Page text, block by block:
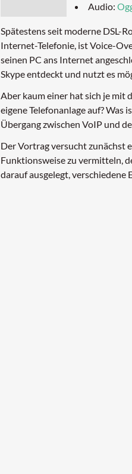
Audio:
Spätestens seit moderne DSL-
Internet-Telefonie, ist Voice-
seinen PC ans Internet
Skype entdeckt und nutzt es
Aber kaum einer hat sich je mit
eigene Telefonanlage auf?
Übergang zwischen VoIP und
Der Vortrag versucht zunächst
Funktionsweise zu vermitteln,
darauf ausgelegt, verschiedene